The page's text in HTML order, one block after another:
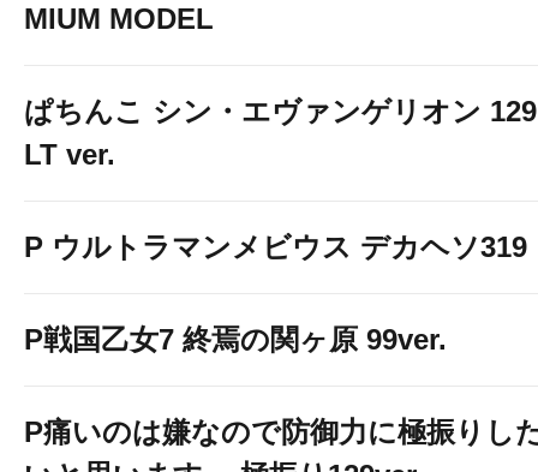
MIUM MODEL
ぱちんこ シン・エヴァンゲリオン 129
LT ver.
P ウルトラマンメビウス デカヘソ319
P戦国乙女7 終焉の関ヶ原 99ver.
P痛いのは嫌なので防御力に極振りし